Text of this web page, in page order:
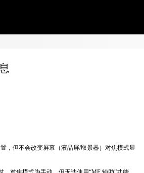
，但不会改变屏幕（液晶屏/取景器）对焦模式显